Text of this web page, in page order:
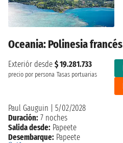
Oceania: Polinesia francés
Exteriór desde $ 19.281.733
precio por persona Tasas portuarias
Paul Gauguin
5/02/2028
Duración: 7 noches
Salida desde: Papeete
Desembarque: Papeete